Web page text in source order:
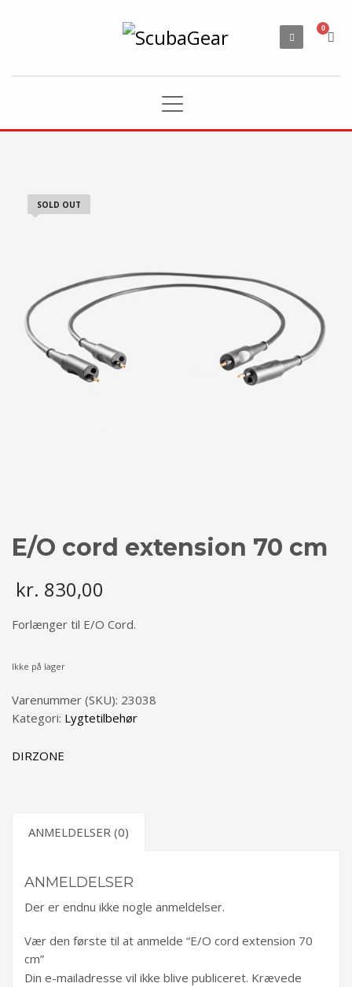
SOLD OUT
E/O cord extension 70 cm
kr. 830,00
Forlænger til E/O Cord.
Ikke på lager
Varenummer (SKU): 23038
Kategori: Lygtetilbehør
DIRZONE
ANMELDELSER (0)
ANMELDELSER
Der er endnu ikke nogle anmeldelser.
Vær den første til at anmelde “E/O cord extension 70
cm”
Din e-mailadresse vil ikke blive publiceret. Krævede